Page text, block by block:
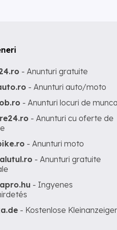
- Anunturi gratuite
- Anunturi auto/moto
- Anunturi locuri de munca
- Anunturi cu oferte de
- Anunturi moto
- Anunturi gratuite
- Ingyenes
- Kostenlose